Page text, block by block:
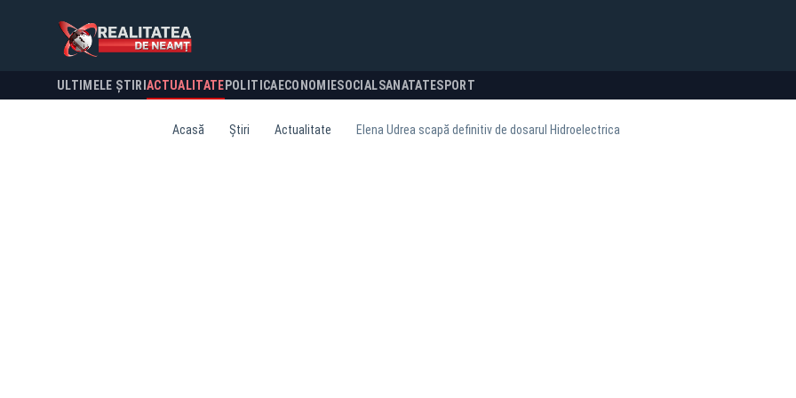
ULTIMELE ȘTIRI ACTUALITATE POLITICA ECONOMIESOCIALSANATATESPORT
Acasă Știri Actualitate Elena Udrea scapă definitiv de dosarul Hidroelectrica